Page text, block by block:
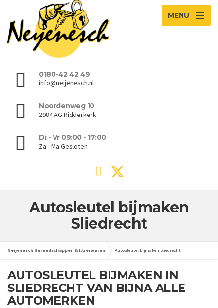
MENU
0180-42 42 49
info@neijenesch.nl
Noordenweg 10
2984 AG Ridderkerk
Di - Vr 09:00 - 17:00
Za - Ma Gesloten
Autosleutel bijmaken
Sliedrecht
Neijenesch Gereedschappen & IJzerwaren Autosleutel bijmaken Sliedrecht
AUTOSLEUTEL BIJMAKEN IN
SLIEDRECHT VAN BIJNA ALLE
AUTOMERKEN